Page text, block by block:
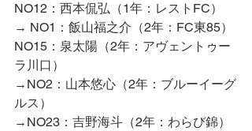
NO12：西本侃弘（1年：レストFC）
→ NO1：飯山福之介（2年：FC東85）
NO15：泉太陽（2年：アヴェントゥー
ラ川口）
→NO2：山本悠心（2年：ブルーイーグ
ルス）
→NO23：吉野海斗（2年：わらび錦）